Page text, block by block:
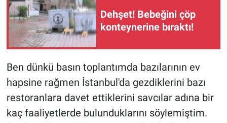
Dehşet! Bebeğini çöp
konteynerine bıraktı!
Ben dünkü basın toplantımda bazılarının ev
hapsine rağmen İstanbul'da gezdiklerini bazı
restoranlara davet ettiklerini savcılar adına bir
kaç faaliyetlerde bulunduklarını söylemiştim.